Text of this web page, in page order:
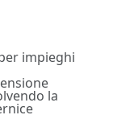
impieghi
la